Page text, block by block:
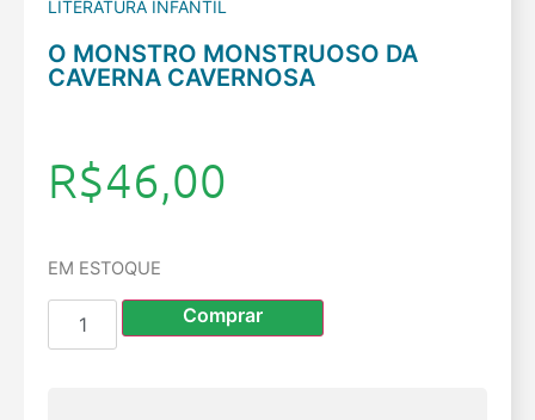
LITERATURA INFANTIL
O MONSTRO MONSTRUOSO DA
CAVERNA CAVERNOSA
R$46,00
EM ESTOQUE
Comprar